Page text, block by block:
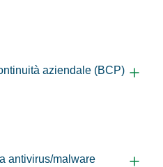
aziendale (BCP)
antivirus/malware